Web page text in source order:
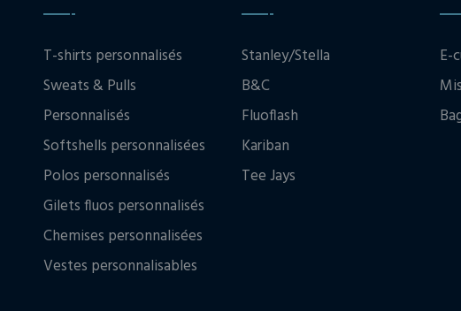
T-shirts personnalisés
Sweats & Pulls
Personnalisés
Softshells personnalisées
Polos personnalisés
Gilets fluos personnalisés
Chemises personnalisées
Vestes personnalisables
Stanley/Stella
B&C
Fluoflash
Kariban
Tee Jays
E-